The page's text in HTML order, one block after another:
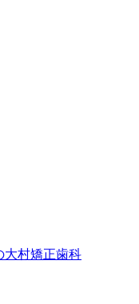
大村矯正歯科